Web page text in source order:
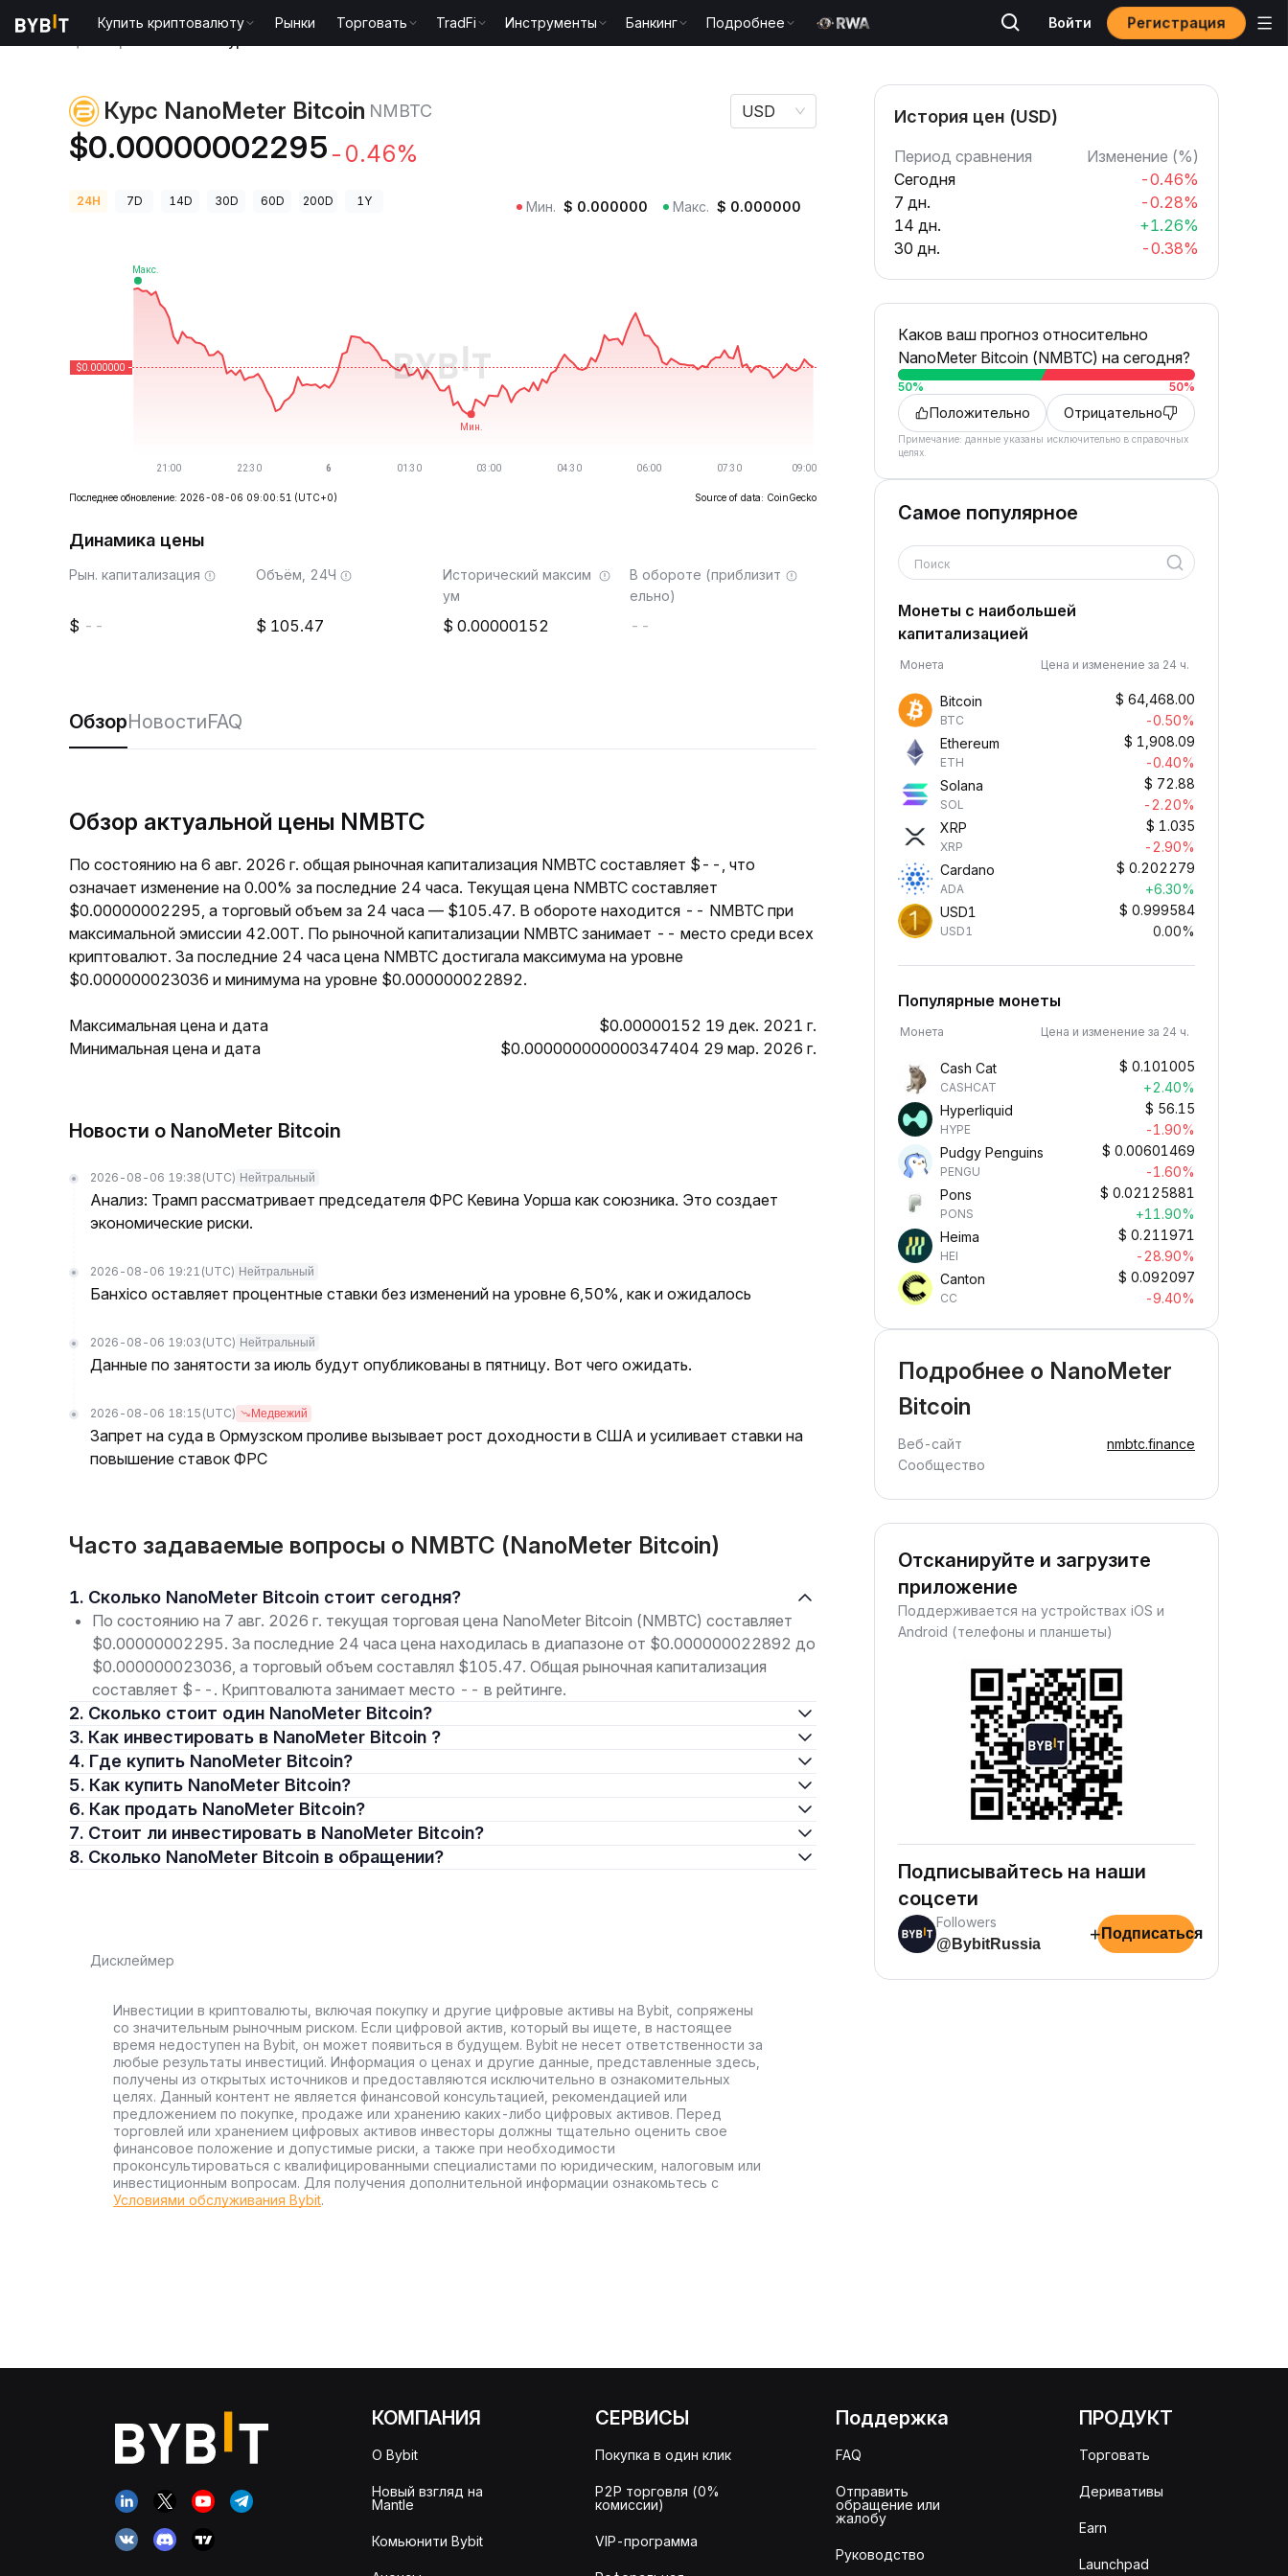
Купить криптовалюту Рынки Торговать TradFi Инструменты Банкинг Подробнее Войти Регистрация
Курс NanoMeter Bitcoin NMBTC
$0.00000002295 -0.46%
USD
24H 7D 14D 30D 60D 200D 1Y Мин. $ 0.000000 Макс. $ 0.000000
Последнее обновление: 2026-08-06 09:00:51 (UTC+0) Source of data: CoinGecko
Динамика цены
Рын. капитализация
--
Объём, 24Ч
105.47
Исторический максим
ум
0.00000152
В обороте (приблизит
ельно)
--
ОбзорНовостиFAQ
Обзор актуальной цены NMBTC
По состоянию на 6 авг. 2026 г. общая рыночная капитализация NMBTC составляет $--, что
означает изменение на 0.00% за последние 24 часа. Текущая цена NMBTC составляет
$0.00000002295, а торговый объем за 24 часа — $105.47. В обороте находится -- NMBTC при
максимальной эмиссии 42.00T. По рыночной капитализации NMBTC занимает -- место среди всех
криптовалют. За последние 24 часа цена NMBTC достигала максимума на уровне
$0.000000023036 и минимума на уровне $0.000000022892.
Максимальная цена и дата
$0.00000152 19 дек. 2021 г.
Минимальная цена и дата
$0.000000000000347404 29 мар. 2026 г.
Новости о NanoMeter Bitcoin
2026-08-06 19:38 (UTC) Нейтральный
Анализ: Трамп рассматривает председателя ФРС Кевина Уорша как союзника. Это создает
экономические риски.
2026-08-06 19:21 (UTC) Нейтральный
Банxico оставляет процентные ставки без изменений на уровне 6,50%, как и ожидалось
2026-08-06 19:03 (UTC) Нейтральный
Данные по занятости за июль будут опубликованы в пятницу. Вот чего ожидать.
2026-08-06 18:15 (UTC) Медвежий
Запрет на суда в Ормузском проливе вызывает рост доходности в США и усиливает ставки на
повышение ставок ФРС
Часто задаваемые вопросы о NMBTC (NanoMeter Bitcoin)
1. Сколько NanoMeter Bitcoin стоит сегодня?
По состоянию на 7 авг. 2026 г. текущая торговая цена NanoMeter Bitcoin (NMBTC) составляет
$0.00000002295. За последние 24 часа цена находилась в диапазоне от $0.000000022892 до
$0.000000023036, а торговый объем составлял $105.47. Общая рыночная капитализация
составляет $--. Криптовалюта занимает место -- в рейтинге.
2. Сколько стоит один NanoMeter Bitcoin?
3. Как инвестировать в NanoMeter Bitcoin ?
4. Где купить NanoMeter Bitcoin?
5. Как купить NanoMeter Bitcoin?
6. Как продать NanoMeter Bitcoin?
7. Стоит ли инвестировать в NanoMeter Bitcoin?
8. Сколько NanoMeter Bitcoin в обращении?
Дисклеймер
Инвестиции в криптовалюты, включая покупку и другие цифровые активы на Bybit, сопряжены
со значительным рыночным риском. Если цифровой актив, который вы ищете, в настоящее
время недоступен на Bybit, он может появиться в будущем. Bybit не несет ответственности за
любые результаты инвестиций. Информация о ценах и другие данные, представленные здесь,
получены из открытых источников и предоставляются исключительно в ознакомительных
целях. Данный контент не является финансовой консультацией, рекомендацией или
предложением по покупке, продаже или хранению каких-либо цифровых активов. Перед
торговлей или хранением цифровых активов инвесторы должны тщательно оценить свое
финансовое положение и допустимые риски, а также при необходимости
проконсультироваться с квалифицированными специалистами по юридическим, налоговым или
инвестиционным вопросам. Для получения дополнительной информации ознакомьтесь с
Условиями обслуживания Bybit.
История цен (USD)
Период сравнения
Изменение (%)
Сегодня
-0.46%
7 дн.
-0.28%
14 дн.
+1.26%
30 дн.
-0.38%
Каков ваш прогноз относительно
NanoMeter Bitcoin (NMBTC) на сегодня?
50% 50%
Положительно Отрицательно
Примечание: данные указаны исключительно в справочных
целях.
Самое популярное
Поиск
Монеты с наибольшей
капитализацией
Монета Цена и изменение за 24 ч.
Bitcoin
BTC
$ 64,468.00
-0.50%
Ethereum
ETH
$ 1,908.09
-0.40%
Solana
SOL
$ 72.88
-2.20%
XRP
XRP
$ 1.035
-2.90%
Cardano
ADA
$ 0.202279
+6.30%
USD1
USD1
$ 0.999584
0.00%
Популярные монеты
Монета Цена и изменение за 24 ч.
Cash Cat
CASHCAT
$ 0.101005
+2.40%
Hyperliquid
HYPE
$ 56.15
-1.90%
Pudgy Penguins
PENGU
$ 0.00601469
-1.60%
Pons
PONS
$ 0.02125881
+11.90%
Heima
HEI
$ 0.211971
-28.90%
Canton
CC
$ 0.092097
-9.40%
Подробнее о NanoMeter
Bitcoin
Веб-сайт
nmbtc.finance
Сообщество
Отсканируйте и загрузите
приложение
Поддерживается на устройствах iOS и
Android (телефоны и планшеты)
Подписывайтесь на наши
соцсети
Followers
@BybitRussia
+ Подписаться
КОМПАНИЯ
О Bybit
Новый взгляд на
Mantle
Комьюнити Bybit
СЕРВИСЫ
Покупка в один клик
P2P торговля (0%
комиссии)
VIP-программа
Поддержка
FAQ
Отправить
обращение или
жалобу
Руководство
ПРОДУКТ
Торговать
Деривативы
Earn
Launchpad